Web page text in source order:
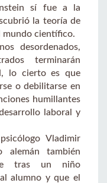
sí fue a la
la teoría de
mundo científico.
desordenados,
terminarán
lo cierto es que
o debilitarse en
humillantes
laboral y
Vladimir
alemán también
tras un niño
alumno y que el